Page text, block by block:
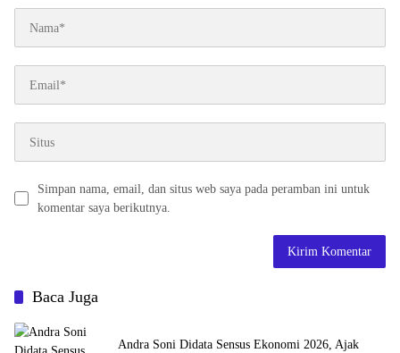
Simpan nama, email, dan situs web saya pada peramban ini untuk
komentar saya berikutnya.
Baca Juga
Andra Soni Didata Sensus Ekonomi 2026, Ajak